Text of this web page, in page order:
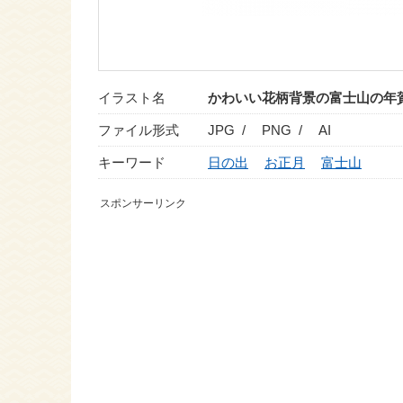
イラスト名 かわいい花柄背景の富士山の年
ファイル形式 JPG / PNG / AI
キーワード 日の出 お正月 富士山
スポンサーリンク